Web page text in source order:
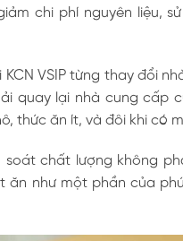
chi phí nguyên liệu,
VSIP từng thay đổi
quay lại nhà cung
thức ăn ít, và đôi khi có
chất lượng không
ăn như một phần của